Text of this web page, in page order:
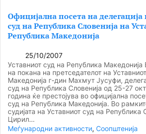
Официјална посета на делегација
суд на Република Словенија на
Република Македонија
25/10/2007
Уставниот суд на Република Македонија
на покана на претседателот на
Македонија г-дин Махмут Јусуфи,
суд на Република Словенија од 25-27
година ќе престојува во официјална
суд на Република Македонија. Во
судијата на Уставниот суд на Република
Цирил…
Меѓународни активности, Соопштенија